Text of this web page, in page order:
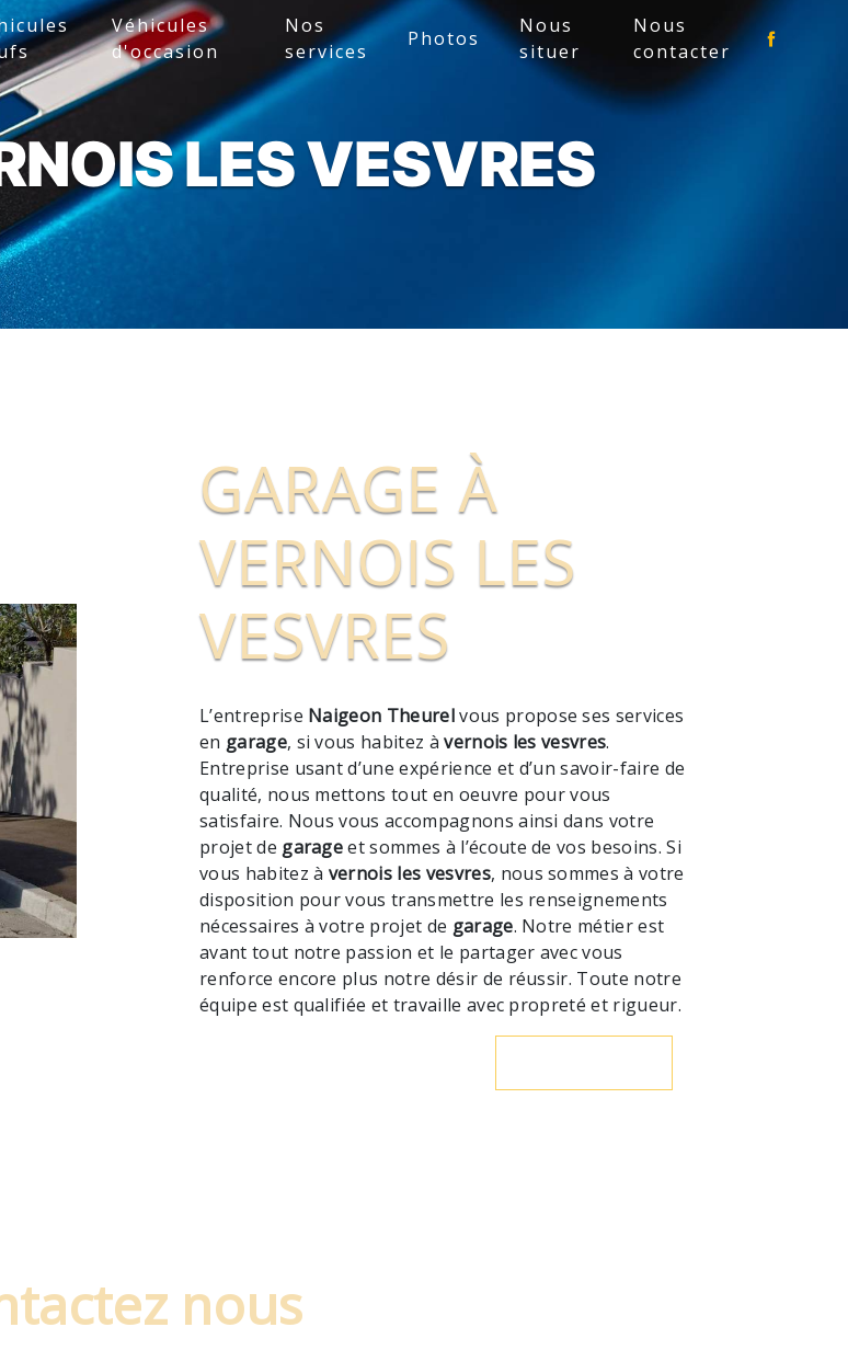
Véhicules
d'occasion
Nos
services
Photos
Nous
situer
Nous
contacter
LES VESVRES
GARAGE À
VERNOIS LES
VESVRES
L’entreprise Naigeon Theurelvous propose ses services
en garage, si vous habitez àvernois les vesvres.
Entreprise usant d’une expérience et d’un savoir-faire de
qualité, nous mettons tout en oeuvre pour vous
satisfaire. Nous vous accompagnons ainsi dans votre
projet de garageet sommes à l’écoute de vos besoins. Si
vous habitez à vernois les vesvres, nous sommes à votre
disposition pour vous transmettre les renseignements
nécessaires à votre projet de garage. Notre métier est
avant tout notre passion et le partager avec vous
renforce encore plus notre désir de réussir. Toute notre
équipe est qualifiée et travaille avec propreté et rigueur.
nous